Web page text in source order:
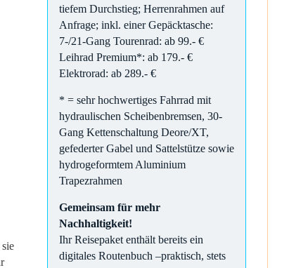
tiefem Durchstieg; Herrenrahmen auf
Anfrage; inkl. einer Gepäcktasche:
7-/21-Gang Tourenrad: ab 99.- €
Leihrad Premium*: ab 179.- €
Elektrorad: ab 289.- €
* = sehr hochwertiges Fahrrad mit
hydraulischen Scheibenbremsen, 30-
Gang Kettenschaltung Deore/XT,
gefederter Gabel und Sattelstütze sowie
hydrogeformtem Aluminium
Trapezrahmen
Gemeinsam für mehr
Nachhaltigkeit!
Ihr Reisepaket enthält bereits ein
digitales Routenbuch –praktisch, stets